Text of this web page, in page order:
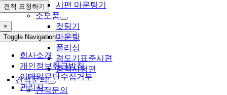
시편 마운팅기
소모품
컷팅기
마운팅
폴리싱
경도기표준시편
충격시험편
견적문의
견적문의
×
Toggle Navigation
회사소개
개인정보취급방침
이메일무단수집거부
관리자